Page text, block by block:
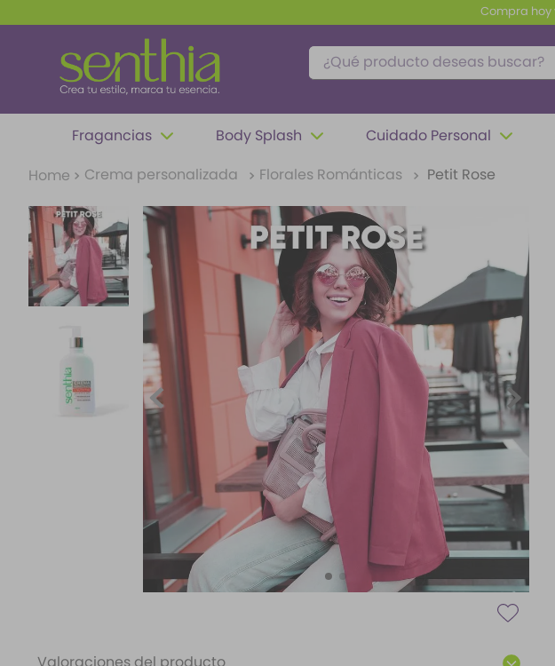
Compra hoy y paga sin interés con Addi*
¿Qué producto deseas buscar?
Fragancias Body Splash Cuidado Personal
Crema personalizada
Florales Románticas Petit Rose
TÉRMINOS MÁS BUSCADOS
1.
perfume
2.
carolina herrera
3.
splash
4
fragancias
.
iconic
mantequilla
feromonas
paris hilton
9
ariana grande
santal 33